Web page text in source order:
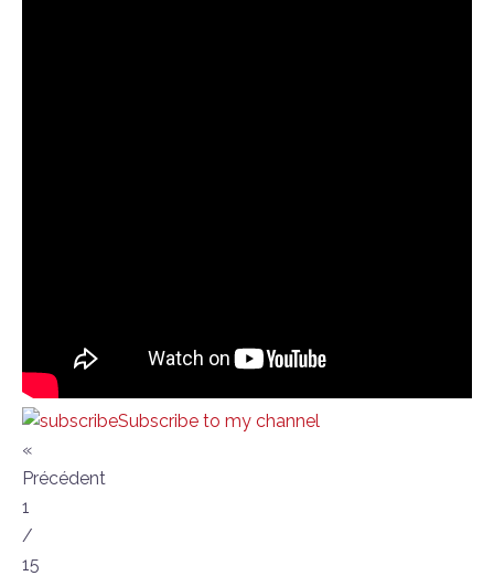
Subscribe to my channel
«
Précédent
1
/
15